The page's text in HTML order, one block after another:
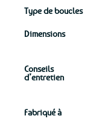
Type de boucles
Dimensions
Conseils
d’entretien
Fabriqué à